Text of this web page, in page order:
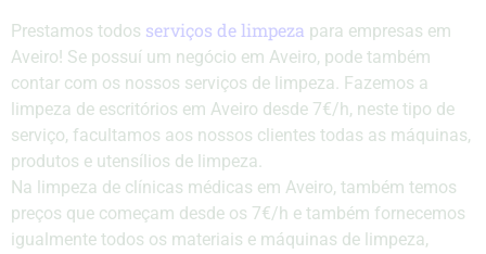
Prestamos todos serviços de limpeza para empresas em
Aveiro! Se possuí um negócio em Aveiro, pode também
contar com os nossos serviços de limpeza. Fazemos a
limpeza de escritórios em Aveiro desde 7€/h, neste tipo de
serviço, facultamos aos nossos clientes todas as máquinas,
produtos e utensílios de limpeza.
Na limpeza de clínicas médicas em Aveiro, também temos
preços que começam desde os 7€/h e também fornecemos
igualmente todos os materiais e máquinas de limpeza,